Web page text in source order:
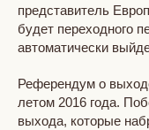
представитель
будет переходного
автоматически
Референдум о
летом 2016 года.
выхода, которые